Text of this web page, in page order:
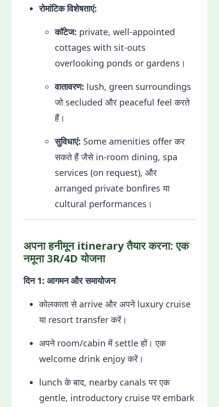
रोमांटिक विशेषताएं:
कॉटेज: private, well-appointed
cottages with sit-outs
overlooking ponds or gardens।
वातावरण: lush, green surroundings
जो secluded और peaceful feel करते
हैं।
सुविधाएं: Some amenities offer कर
सकते हैं जैसे in-room dining, spa
services (on request), और
arranged private bonfires या
cultural performances।
अपना हनीमून itinerary तैयार करना: एक
नमूना 3R/4D योजना
दिन 1: आगमन और समायोजन
कोलकाता से arrive और अपने luxury cruise
या resort transfer करें।
अपने room/cabin में settle हों। एक
welcome drink enjoy करें।
lunch के बाद, nearby canals पर एक
gentle, introductory cruise पर embark